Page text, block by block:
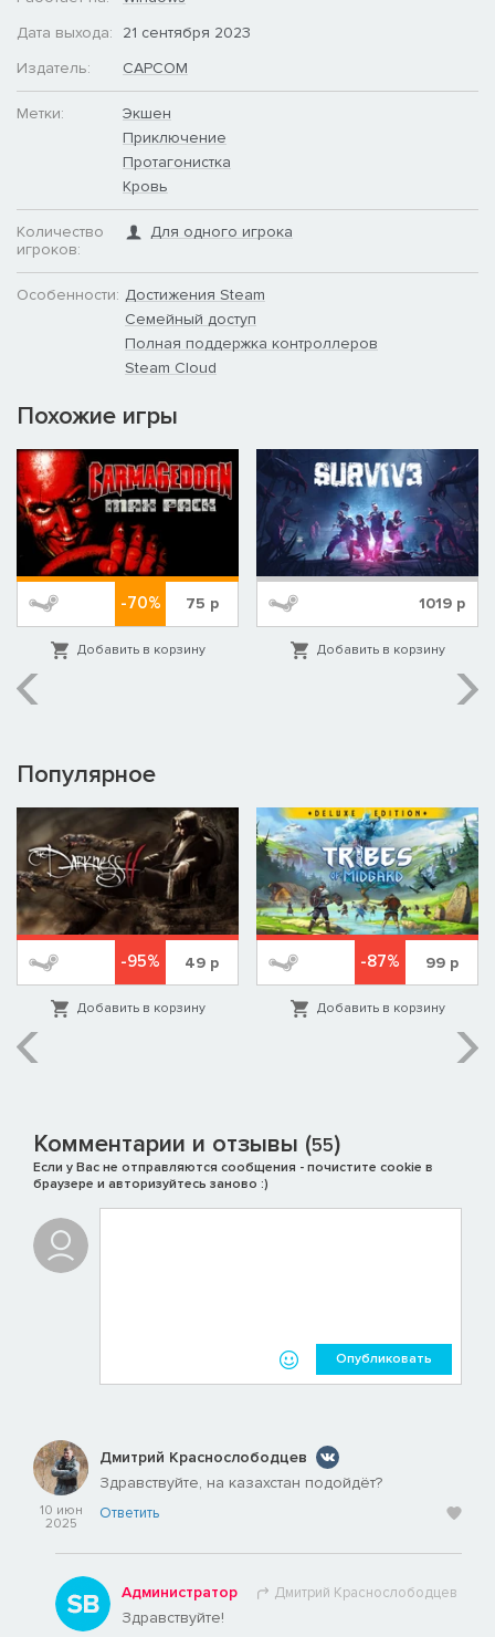
Дата выхода:
21 сентября 2023
Издатель:
CAPCOM
Метки:
Экшен
Приключение
Протагонистка
Кровь
Количество
игроков:
Для одного игрока
Особенности: Достижения Steam
Семейный доступ
Полная поддержка контроллеров
Steam Cloud
Похожие игры
-70% 75 р
Добавить в корзину
1019р
Добавить в корзину
Популярное
-95% 49 р
Добавить в корзину
-87% 99р
Добавить в корзину
Комментарии и отзывы (55)
Если у Вас не отправляются сообщения - почистите cookie в
браузере и авторизуйтесь заново :)
Опубликовать
10 июн
2025
Дмитрий Краснослободцев
Здравствуйте, на казахстан подойдёт?
Ответить
Администратор Дмитрий Краснослободцев
Здравствуйте!